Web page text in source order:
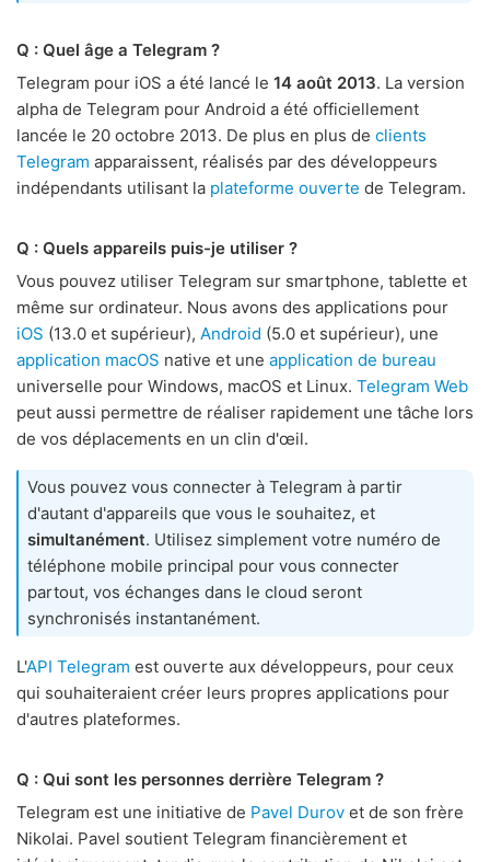
Q : Quel âge a Telegram ?
Telegram pour iOS a été lancé le 14 août 2013. La version
alpha de Telegram pour Android a été officiellement
lancée le 20 octobre 2013. De plus en plus de clients
Telegram apparaissent, réalisés par des développeurs
indépendants utilisant la plateforme ouverte de Telegram.
Q : Quels appareils puis-je utiliser ?
Vous pouvez utiliser Telegram sur smartphone, tablette et
même sur ordinateur. Nous avons des applications pour
iOS (13.0 et supérieur), Android (5.0 et supérieur), une
application macOS native et une application de bureau
universelle pour Windows, macOS et Linux. Telegram Web
peut aussi permettre de réaliser rapidement une tâche lors
de vos déplacements en un clin d'œil.
Vous pouvez vous connecter à Telegram à partir
d'autant d'appareils que vous le souhaitez, et
simultanément. Utilisez simplement votre numéro de
téléphone mobile principal pour vous connecter
partout, vos échanges dans le cloud seront
synchronisés instantanément.
L'API Telegram est ouverte aux développeurs, pour ceux
qui souhaiteraient créer leurs propres applications pour
d'autres plateformes.
Q : Qui sont les personnes derrière Telegram ?
Telegram est une initiative de Pavel Durov et de son frère
Nikolai. Pavel soutient Telegram financièrement et